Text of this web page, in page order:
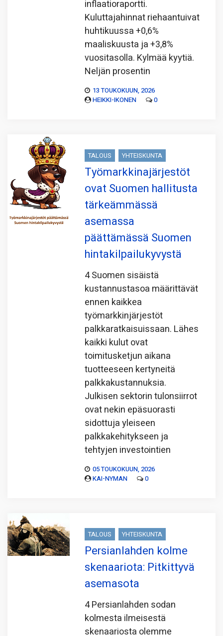
inflaatioraportti.
Kuluttajahinnat riehaantuivat
huhtikuussa +0,6%
maaliskuusta ja +3,8%
vuositasolla. Kylmää kyytiä.
Neljän prosentin
13 TOUKOKUUN, 2026
HEIKKI-IKONEN
0
TALOUS YHTEISKUNTA
Työmarkkinajärjestöt
ovat Suomen hallitusta
tärkeämmässä
asemassa
päättämässä Suomen
hintakilpailukyvystä
4 Suomen sisäistä
kustannustasoa määrittävät
ennen kaikkea
työmarkkinjärjestöt
palkkaratkaisuissaan. Lähes
kaikki kulut ovat
toimitusketjun aikana
tuotteeseen kertyneitä
palkkakustannuksia.
Julkisen sektorin tulonsiirrot
ovat nekin epäsuorasti
sidottuja yleiseen
palkkakehitykseen ja
tehtyjen investointien
05 TOUKOKUUN, 2026
KAI-NYMAN
0
TALOUS YHTEISKUNTA
Persianlahden kolme
skenaariota: Pitkittyvä
asemasota
4 Persianlahden sodan
kolmesta ilmeisestä
skenaariosta olemme